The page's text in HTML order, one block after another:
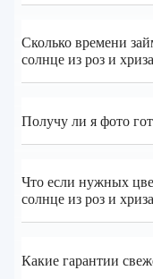
Сколько времени
солнце из роз и
Получу ли я фото
Что если нужных
солнце из роз и
Какие гарантии